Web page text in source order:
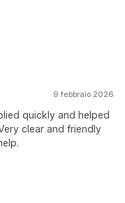
9 febbraio 2026
quickly and helped
clear and friendly